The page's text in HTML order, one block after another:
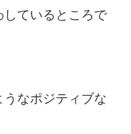
ているところで
なポジティブな